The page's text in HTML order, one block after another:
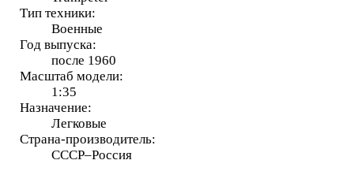
Тип техники:
Военные
Год выпуска:
после 1960
Масштаб модели:
1:35
Назначение:
Легковые
Страна-производитель:
СССР–Россия